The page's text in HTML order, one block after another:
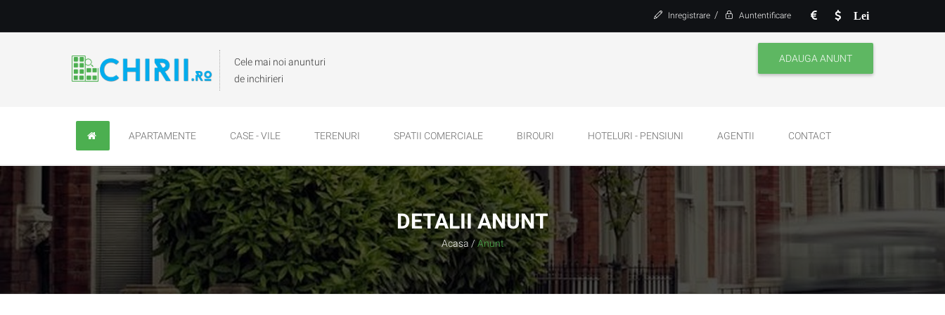
Lei
Inregistrare / Auntentificare
Cele mai noi anunturi
de inchirieri
ADAUGA ANUNT
APARTAMENTE CASE - VILE TERENURI SPATII COMERCIALE BIROURI HOTELURI - PENSIUNI AGENTII CONTACT
DETALII ANUNT
Acasa / Anunt